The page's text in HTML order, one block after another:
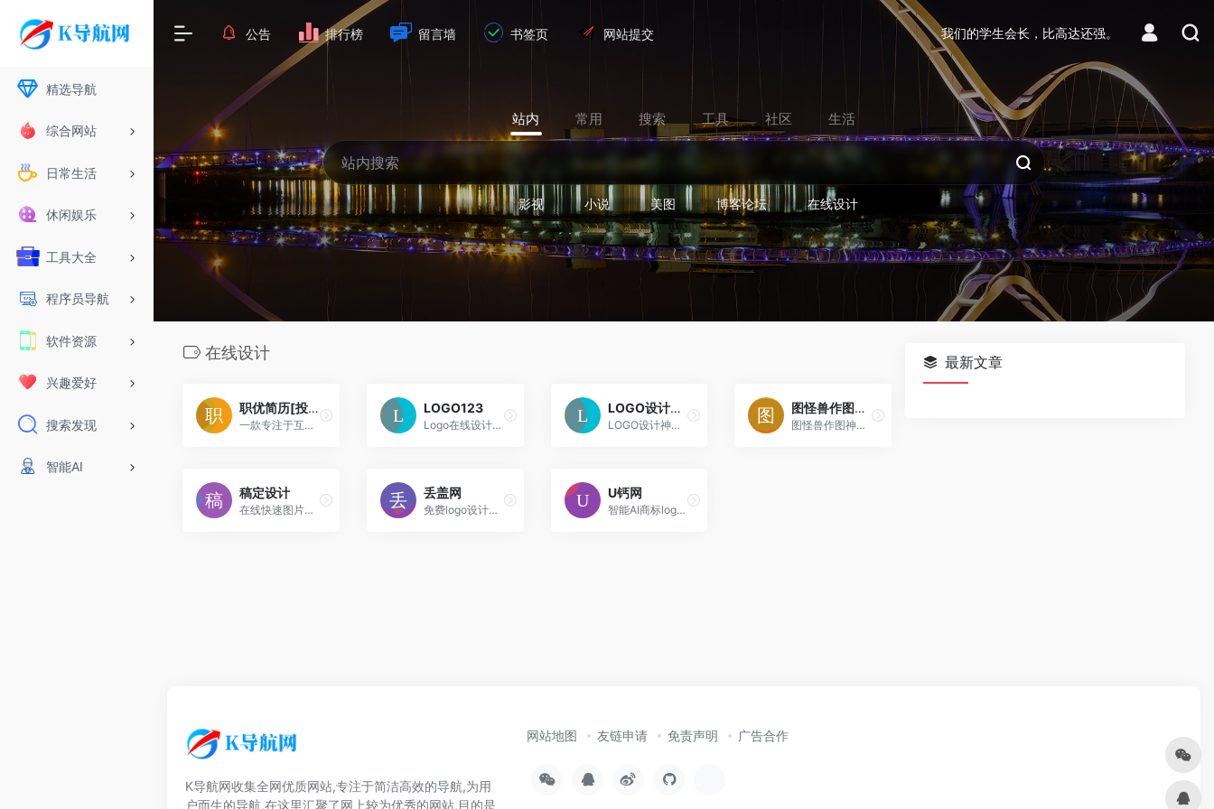
精选导航
综合网站
日常生活
休闲娱乐
工具大全
程序员导航
软件资源
兴趣爱好
搜索发现
智能AI
公告 排行榜 留言墙 书签页 网站提交 我们的学生会长，比高达还强。
站内 常用 搜索 工具 社区 生活
影视 小说 美图 博客论坛 在线设计
在线设计
职优简历[投稿人：职优简历,联系：122079087@qq.com]
一款专注于互联网从业者的免费简历制作工具,海量简历模板免费使用,免费导出PDF/PNG/MD格式简历,免费制作证件照,内置AI简历助手,一键快速生成简洁大方的高
LOGO123
Logo在线设计生成器， 免费公司logo设计制作 - LOGO123
LOGO设计神器
LOGO设计神器；公司logo在线设计生成器 - 标小智LOGO神器
图怪兽作图神器
图怪兽作图神器,是一个在线ps图片编辑器,它相当于ps精简版软件,可提供微信编辑器功能,在线ps照片处理,拼图,图片制作,在线设计,平面设计,海报设计,在线图片处理等功能。图怪兽作图不求人处理简单易用,这款在线图片编辑软件让设计海报模板图片更轻松,帮助企业视觉营销投入成本更低。
稿定设计
在线快速图片和视频编辑,不会PS也能搞定设计。海报、简历、PPT、公众号配图、电商等海量模板快速出图。三秒抠图实用便捷,抖音快手热门视频轻松搞定。
丢盖网
免费logo设计，最简单，最方便，最快捷的LOGO设计网站程序，输入LOGO名字就能输出海量LOGO方案，直接可以无限制免费下载，
U钙网
智能AI商标logo设计，100%U钙网原创，无论你董不懂设计,仅需输入文字，您就可以自助设计出专业、精美的LOGO,无限制免费下载，十几年专业专注智能LOGO
最新文章
K导航网收集全网优质网站,专注于简洁高效的导航,为用
户而生的导航,在这里汇聚了网上较为优秀的网站,目的是
网站地图 友链申请 免责声明 广告合作